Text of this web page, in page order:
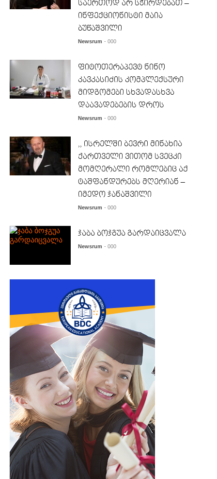
საერთოდ არ სჭირდებათ –
ინფექციონისტი მაია
ბუწაშვილი
Newsrum - 000
ფიტოთერაპევტ ნინო
კავკასიძის კომპლექსური
მიდგომები სხვადასხვა
დაავადებების დროს
Newsrum - 000
,, ისრელში ბევრი მინახია
ქართველი ვითომ სვეცკი
მომღერალი რომლებიც აქ
ტაშფანდურებს მღერიან –
იმედო ჯანაშვილი
Newsrum - 000
ჯაბა ბოჯგუა გარდაიცვალა
Newsrum - 000